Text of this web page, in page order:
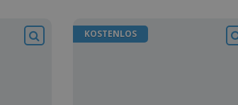
KOSTENLOS